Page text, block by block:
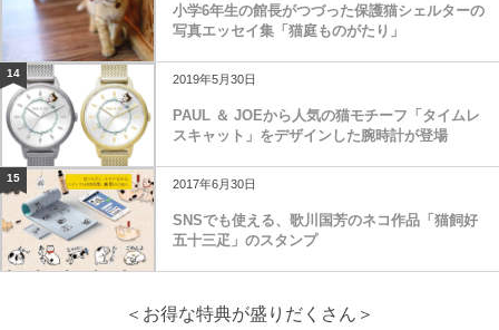
小学6年生の館長がつづった保護猫シェルターの
写真エッセイ集「猫庭ものがたり」
14 2019年5月30日
PAUL ＆ JOEから人気の猫モチーフ「タイムレ
スキャット」をデザインした腕時計が登場
15 2017年6月30日
SNSでも使える、歌川国芳のネコ作品「猫飼好
五十三疋」のスタンプ
＜お得な特典が盛りだくさん＞